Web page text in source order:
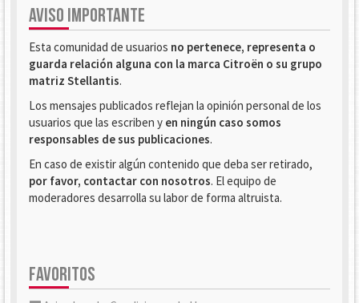
AVISO IMPORTANTE
Esta comunidad de usuarios no pertenece, representa o
guarda relación alguna con la marca Citroën o su grupo
matriz Stellantis.
Los mensajes publicados reflejan la opinión personal de los
usuarios que las escriben y en ningún caso somos
responsables de sus publicaciones.
En caso de existir algún contenido que deba ser retirado,
por favor, contactar con nosotros. El equipo de
moderadores desarrolla su labor de forma altruista.
FAVORITOS